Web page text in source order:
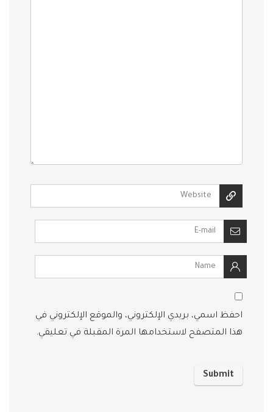
احفظ اسمي، بريدي الإلكتروني، والموقع الإلكتروني في
هذا المتصفح لاستخدامها المرة المقبلة في تعليقي.